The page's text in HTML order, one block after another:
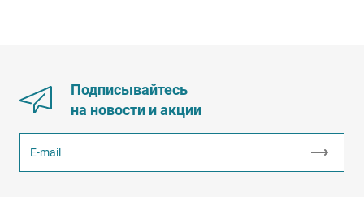
Подписывайтесь
на новости и акции